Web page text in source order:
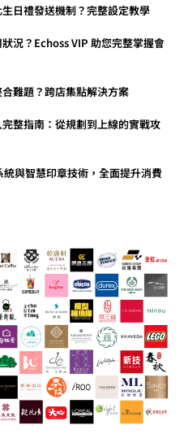
日禮發送機制？完整設定教學
況？Echoss VIP 助您完整掌握會
難題？跨店集點解決方案
整指南：從規劃到上線的實戰攻
與智慧印章技術，全面提升消費